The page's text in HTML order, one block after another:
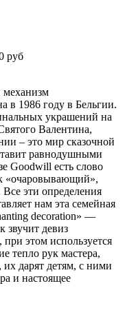
руб
механизм
в 1986 году в Бельгии.
украшений на
Валентина,
– это мир сказочной
равнодушными
Goodwill есть слово
«очаровывающий»,
эти определения
нам эта семейная
decoration» —
девиз
этом используется
тепло рук мастера,
дарят детям, с ними
и настоящее